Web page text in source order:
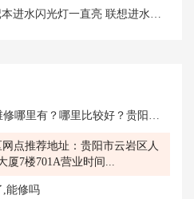
光灯一直亮 联想进水故障排查维修
阳市云岩区联想电脑售后服务网点地址是什么？电话多少？
点推荐地址：贵阳市云岩区人
厦7楼701A营业时间...
,能修吗